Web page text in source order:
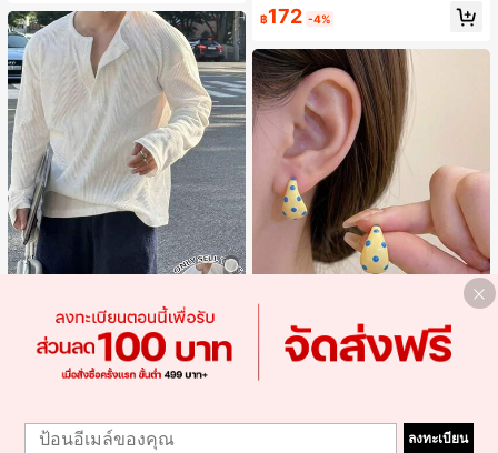
Resyla Men เสื้อยืดแขนยาวกระดุมผ่า
ครึ่งสีพื้นอเนกประสงค์ลำลองสำหรับผู้ช
ใน ยืดปานกลาง เสื้อผู้ชาย
300+ sold
กวัน
฿172 -4%
ริกัน แฟชั่นส่วนตัว หวานและสง่างาม
#1 ขายดี ใน โบโฮ ต่างหูผู้หญิง
#1 ขายดี ใน โบโฮ ต่างหูผู้หญิง
1
ลงทะเบียน